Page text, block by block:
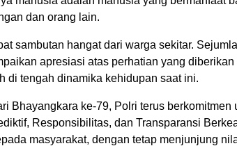
dan orang lain.
sambutan hangat dari warga sekitar.
apresiasi atas perhatian yang diberikan
di tengah dinamika kehidupan saat ini.
Bhayangkara ke-79, Polri terus berkomitmen
Responsibilitas, dan Transparansi
masyarakat, dengan tetap menjunjung